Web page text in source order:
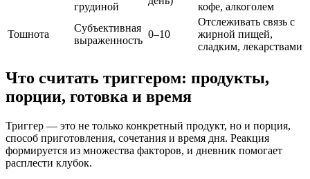
грудиной кофе, алкоголем
Тошнота
Субъективная
выраженность
0–10
Отслеживать связь с
жирной пищей,
сладким, лекарствами
Что считать триггером: продукты,
порции, готовка и время
Триггер — это не только конкретный продукт, но и порция,
способ приготовления, сочетания и время дня. Реакция
формируется из множества факторов, и дневник помогает
расплести клубок.